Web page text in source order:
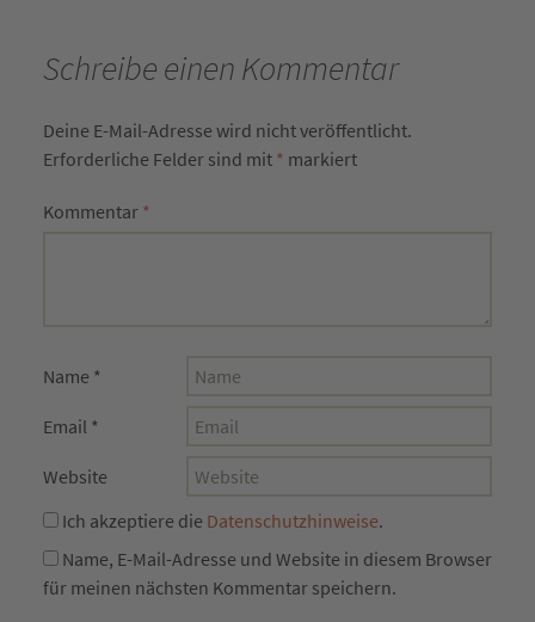
Schreibe einen Kommentar
Deine E-Mail-Adresse wird nicht veröffentlicht.
Erforderliche Felder sind mit * markiert
Kommentar *
Name *
Email *
Website
Ich akzeptiere die Datenschutzhinweise.
Name, E-Mail-Adresse und Website in diesem Browser
für meinen nächsten Kommentar speichern.